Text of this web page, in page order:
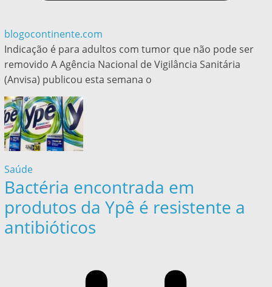
blogocontinente.com
Indicação é para adultos com tumor que não pode ser
removido A Agência Nacional de Vigilância Sanitária
(Anvisa) publicou esta semana o
Saúde
Bactéria encontrada em
produtos da Ypê é resistente a
antibióticos